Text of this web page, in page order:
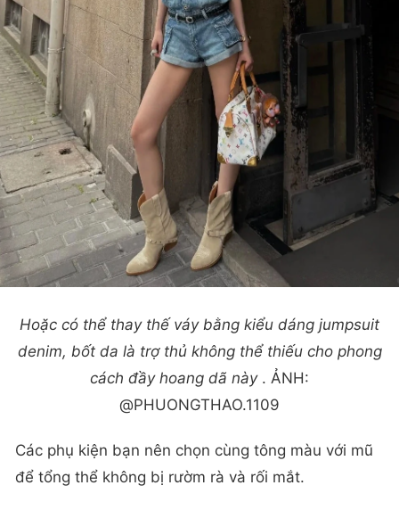
Hoặc có thể thay thế váy bằng kiểu dáng jumpsuit
denim, bốt da là trợ thủ không thể thiếu cho phong
cách đầy hoang dã này . ẢNH:
@PHUONGTHAO.1109
Các phụ kiện bạn nên chọn cùng tông màu với mũ
để tổng thể không bị rườm rà và rối mắt.